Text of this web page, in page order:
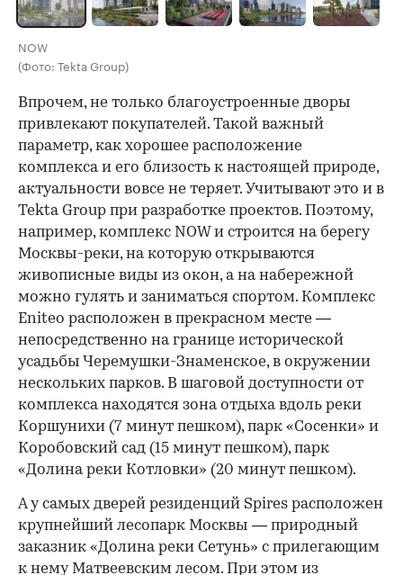
NOW
(Фото: Tekta Group)
Впрочем, не только благоустроенные дворы
привлекают покупателей. Такой важный
параметр, как хорошее расположение
комплекса и его близость к настоящей природе,
актуальности вовсе не теряет. Учитывают это и в
Tekta Group при разработке проектов. Поэтому,
например, комплекс NOW и строится на берегу
Москвы-реки, на которую открываются
живописные виды из окон, а на набережной
можно гулять и заниматься спортом. Комплекс
Eniteo расположен в прекрасном месте —
непосредственно на границе исторической
усадьбы Черемушки-Знаменское, в окружении
нескольких парков. В шаговой доступности от
комплекса находятся зона отдыха вдоль реки
Коршунихи (7 минут пешком), парк «Сосенки» и
Коробовский сад (15 минут пешком), парк
«Долина реки Котловки» (20 минут пешком).
А у самых дверей резиденций Spires расположен
крупнейший лесопарк Москвы — природный
заказник «Долина реки Сетунь» с прилегающим
к нему Матвеевским лесом. При этом из